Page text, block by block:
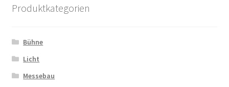
Produktkategorien
Bühne
Licht
Messebau